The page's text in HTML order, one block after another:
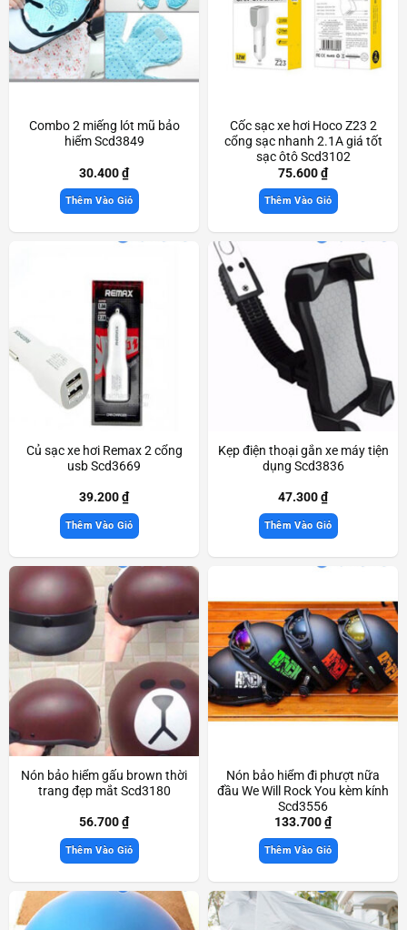
Combo 2 miếng lót mũ bảo
hiểm Scd3849
30.400₫
Thêm Vào Giỏ
Cốc sạc xe hơi Hoco Z23 2
cổng sạc nhanh 2.1A giá tốt
sạc ôtô Scd3102
75.600₫
Thêm Vào Giỏ
Củ sạc xe hơi Remax 2 cổng
usb Scd3669
39.200₫
Thêm Vào Giỏ
Kẹp điện thoại gắn xe máy tiện
dụng Scd3836
47.300₫
Thêm Vào Giỏ
Nón bảo hiểm gấu brown thời
trang đẹp mắt Scd3180
56.700₫
Thêm Vào Giỏ
Nón bảo hiểm đi phượt nữa
đầu We Will Rock You kèm kính
Scd3556
133.700₫
Thêm Vào Giỏ